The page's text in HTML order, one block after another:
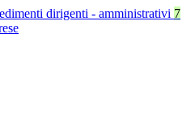
dirigenti - amministrativi 7